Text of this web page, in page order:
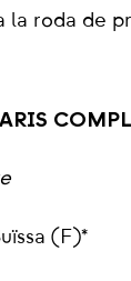
la roda de
(F)*